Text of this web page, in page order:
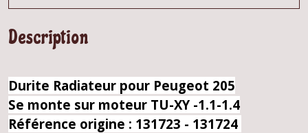
Description
Durite Radiateur pour Peugeot 205
Se monte sur moteur TU-XY -1.1-1.4
Référence origine : 131723 - 131724